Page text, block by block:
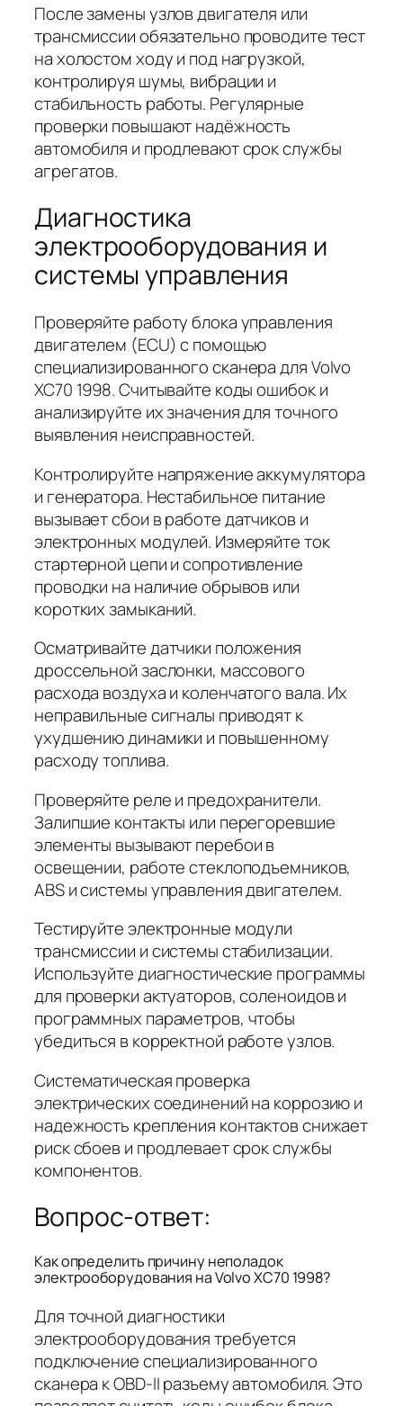
После замены узлов двигателя или
трансмиссии обязательно проводите тест
на холостом ходу и под нагрузкой,
контролируя шумы, вибрации и
стабильность работы. Регулярные
проверки повышают надёжность
автомобиля и продлевают срок службы
агрегатов.
Диагностика
электрооборудования и
системы управления
Проверяйте работу блока управления
двигателем (ECU) с помощью
специализированного сканера для Volvo
XC70 1998. Считывайте коды ошибок и
анализируйте их значения для точного
выявления неисправностей.
Контролируйте напряжение аккумулятора
и генератора. Нестабильное питание
вызывает сбои в работе датчиков и
электронных модулей. Измеряйте ток
стартерной цепи и сопротивление
проводки на наличие обрывов или
коротких замыканий.
Осматривайте датчики положения
дроссельной заслонки, массового
расхода воздуха и коленчатого вала. Их
неправильные сигналы приводят к
ухудшению динамики и повышенному
расходу топлива.
Проверяйте реле и предохранители.
Залипшие контакты или перегоревшие
элементы вызывают перебои в
освещении, работе стеклоподъемников,
ABS и системы управления двигателем.
Тестируйте электронные модули
трансмиссии и системы стабилизации.
Используйте диагностические программы
для проверки актуаторов, соленоидов и
программных параметров, чтобы
убедиться в корректной работе узлов.
Систематическая проверка
электрических соединений на коррозию и
надежность крепления контактов снижает
риск сбоев и продлевает срок службы
компонентов.
Вопрос-ответ:
Как определить причину неполадок
электрооборудования на Volvo XC70 1998?
Для точной диагностики
электрооборудования требуется
подключение специализированного
сканера к OBD-II разъему автомобиля. Это